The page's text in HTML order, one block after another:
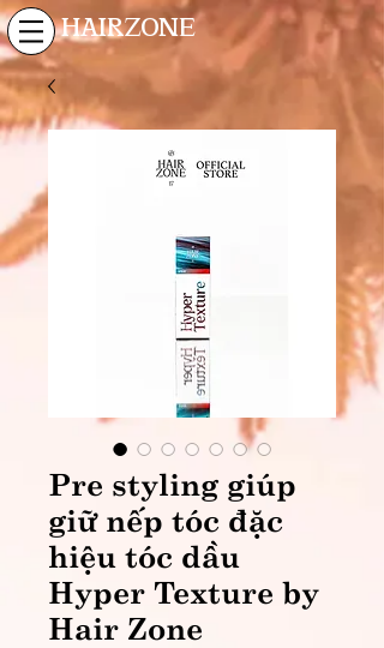
HAIRZONE
Pre styling giúp
giữ nếp tóc đặc
hiệu tóc dầu
Hyper Texture by
Hair Zone